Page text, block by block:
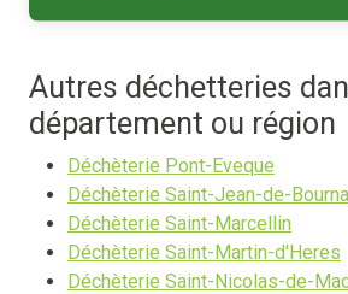
Autres déchetteries
département ou région
Déchèterie Pont-Eveque
Déchèterie Saint-Jean-de-
Déchèterie Saint-Marcellin
Déchèterie Saint-Martin-d'Heres
Déchèterie Saint-Nicolas-de-